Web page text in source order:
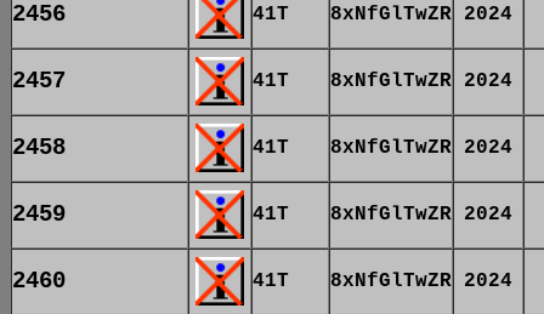
2456 41T 8xNfGlTwZR 2024
2457 41T 8xNfGlTwZR 2024
2458 41T 8xNfGlTwZR 2024
2459 41T 8xNfGlTwZR 2024
2460 41T 8xNfGlTwZR 2024